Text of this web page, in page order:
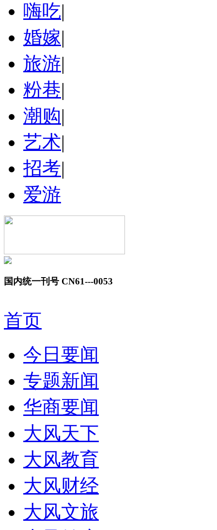
嗨吃|
婚嫁|
旅游|
粉巷|
潮购|
艺术|
招考|
爱游
国内统一刊号 CN61---0053
首页
今日要闻
专题新闻
华商要闻
大风天下
大风教育
大风财经
大风文旅